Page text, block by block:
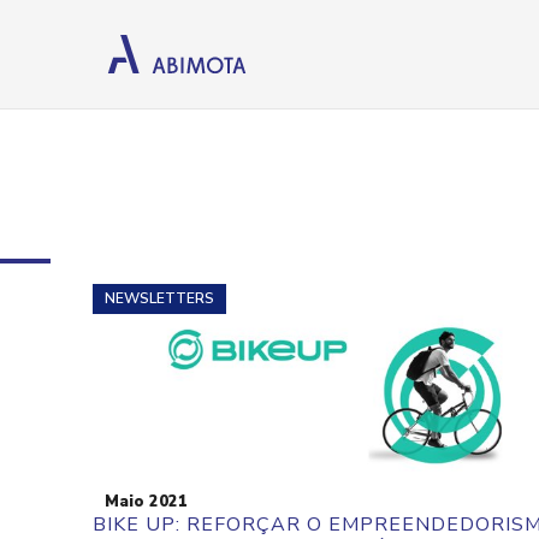
Maio 2021
NEWSLETTERS
BIKE UP: REFORÇAR O